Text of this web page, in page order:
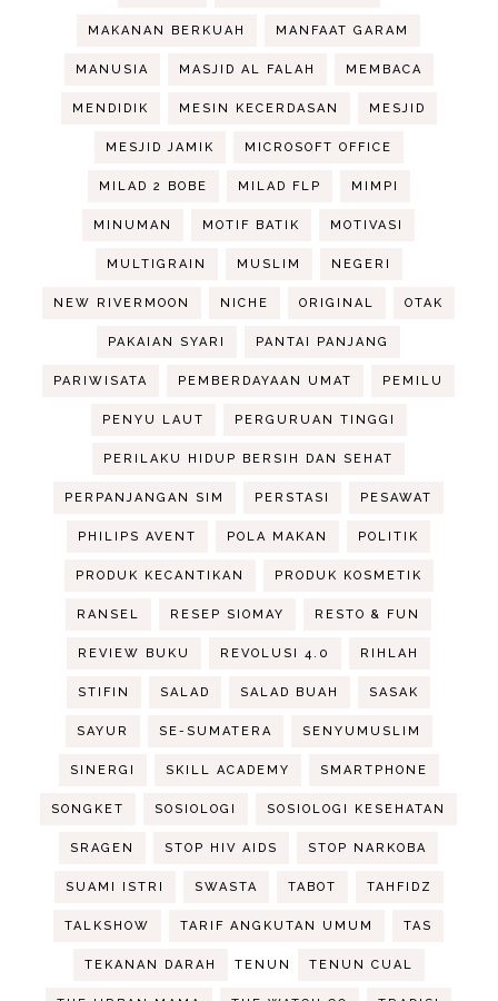
MAKANAN BERKUAH MANFAAT GARAM
MANUSIA MASJID AL FALAH MEMBACA
MENDIDIK MESIN KECERDASAN MESJID
MESJID JAMIK MICROSOFT OFFICE
MILAD 2 BOBE MILAD FLP MIMPI
MINUMAN MOTIF BATIK MOTIVASI
MULTIGRAIN MUSLIM NEGERI
NEW RIVERMOON NICHE ORIGINAL OTAK
PAKAIAN SYARI PANTAI PANJANG
PARIWISATA PEMBERDAYAAN UMAT PEMILU
PENYU LAUT PERGURUAN TINGGI
PERILAKU HIDUP BERSIH DAN SEHAT
PERPANJANGAN SIM PERSTASI PESAWAT
PHILIPS AVENT POLA MAKAN POLITIK
PRODUK KECANTIKAN PRODUK KOSMETIK
RANSEL RESEP SIOMAY RESTO & FUN
REVIEW BUKU REVOLUSI 4.0 RIHLAH
STIFIN SALAD SALAD BUAH SASAK
SAYUR SE-SUMATERA SENYUMUSLIM
SINERGI SKILL ACADEMY SMARTPHONE
SONGKET SOSIOLOGI SOSIOLOGI KESEHATAN
SRAGEN STOP HIV AIDS STOP NARKOBA
SUAMI ISTRI SWASTA TABOT TAHFIDZ
TALKSHOW TARIF ANGKUTAN UMUM TAS
TEKANAN DARAH TENUN TENUN CUAL